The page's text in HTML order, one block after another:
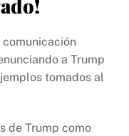
a Trump
tomados al
de Trump como